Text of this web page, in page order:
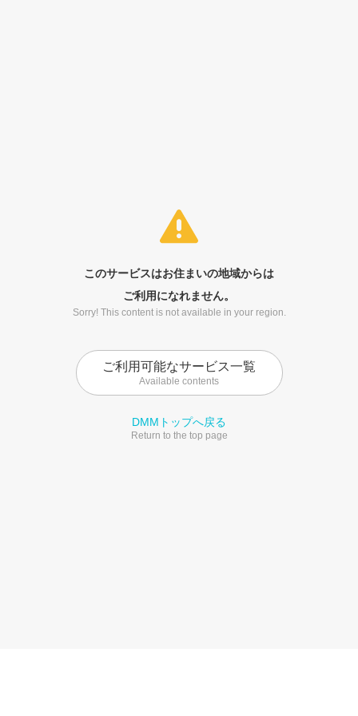
このサービスはお住まいの地域からは
ご利用になれません。
Sorry! This content is not available in your region.
ご利用可能なサービス一覧
Available contents
DMMトップへ戻る
Return to the top page